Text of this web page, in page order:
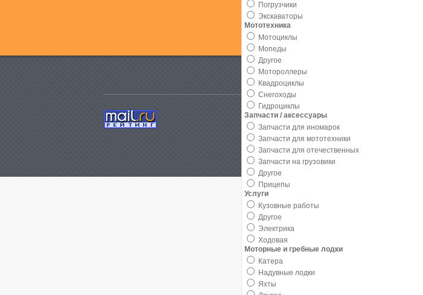
Погрузчики
Экскаваторы
Мототехника
Мотоциклы
Мопеды
Другое
Мотороллеры
Квадроциклы
Снегоходы
Гидроциклы
Запчасти / аксессуары
Запчасти для иномарок
Запчасти для мототехники
Запчасти для отечественных
Запчасти на грузовики
Другое
Прицепы
Услуги
Кузовные работы
Другое
Электрика
Ходовая
Моторные и гребные лодки
Катера
Надувные лодки
Яхты